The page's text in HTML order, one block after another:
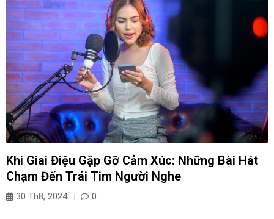
Khi Giai Điệu Gặp Gỡ Cảm Xúc: Những Bài Hát
Chạm Đến Trái Tim Người Nghe
30 Th8, 2024 0